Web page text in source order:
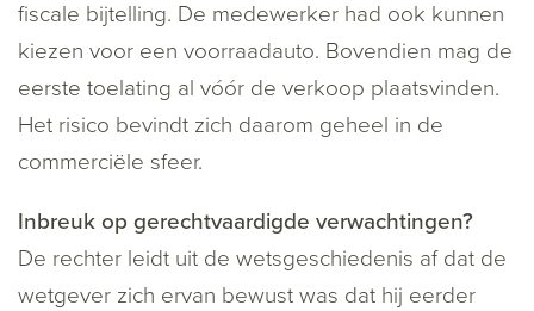
fiscale bijtelling. De medewerker had ook kunnen
kiezen voor een voorraadauto. Bovendien mag de
eerste toelating al vóór de verkoop plaatsvinden.
Het risico bevindt zich daarom geheel in de
commerciële sfeer.
Inbreuk op gerechtvaardigde verwachtingen?
De rechter leidt uit de wetsgeschiedenis af dat de
wetgever zich ervan bewust was dat hij eerder